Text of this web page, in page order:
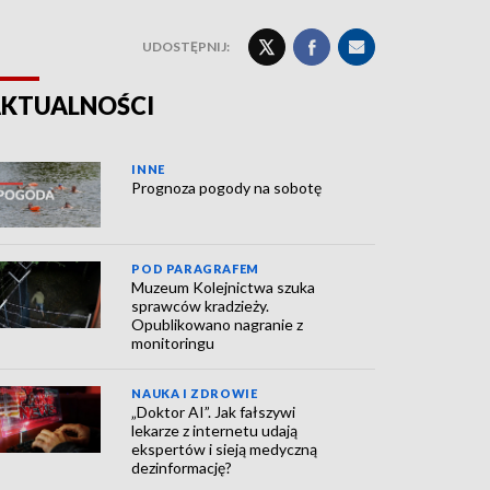
UDOSTĘPNIJ:
INNE
Prognoza pogody na sobotę
POD PARAGRAFEM
Muzeum Kolejnictwa szuka
sprawców kradzieży.
Opublikowano nagranie z
monitoringu
NAUKA I ZDROWIE
„Doktor AI”. Jak fałszywi
lekarze z internetu udają
ekspertów i sieją medyczną
dezinformację?